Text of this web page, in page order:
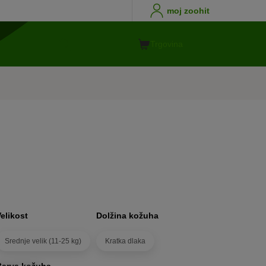
moj zoohit
Srednje velik (11-25 kg)
Dolžina kožuha
Kratka dlaka